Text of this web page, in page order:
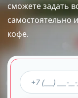
сможете задать
самостоятельно
кофе.